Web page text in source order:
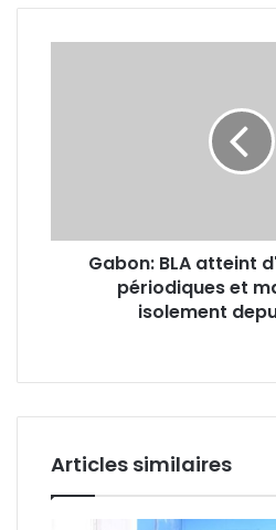
isolement
depuisGabon: BLA atteint
périodiques et
isolement
Articles similaires